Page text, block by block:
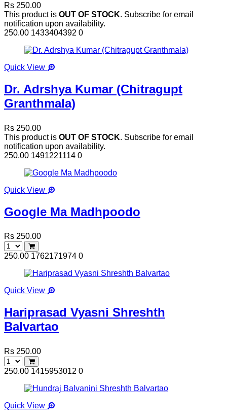
Rs 250.00
This product is OUT OF STOCK. Subscribe for email
notification upon availability.
250.00 1433404392 0
Quick View
Dr. Adrshya Kumar (Chitragupt
Granthmala)
Rs 250.00
This product is OUT OF STOCK. Subscribe for email
notification upon availability.
250.00 1491221114 0
Quick View
Google Ma Madhpoodo
Rs 250.00
250.00 1762171974 0
Quick View
Hariprasad Vyasni Shreshth
Balvartao
Rs 250.00
250.00 1415953012 0
Quick View